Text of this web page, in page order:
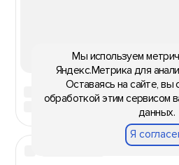
Мы используем
Яндекс.Метрика для
Оставаясь на сайте, вы
обработкой этим сервисом
данных.
Я